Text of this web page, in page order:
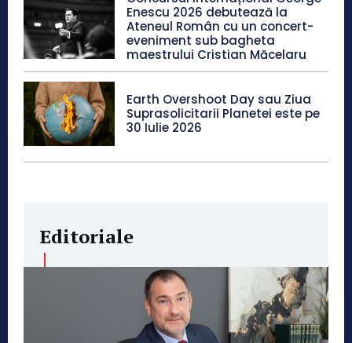
Enescu 2026 debutează la
Ateneul Român cu un concert-
eveniment sub bagheta
maestrului Cristian Măcelaru
Earth Overshoot Day sau Ziua
Suprasolicitarii Planetei este pe
30 Iulie 2026
Editoriale